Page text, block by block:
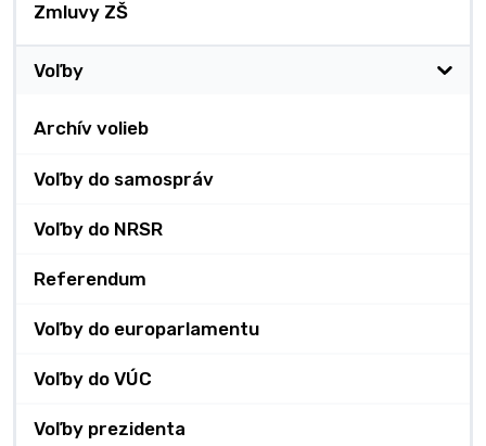
Zmluvy ZŠ
Voľby
Archív volieb
Voľby do samospráv
Voľby do NRSR
Referendum
Voľby do europarlamentu
Voľby do VÚC
Voľby prezidenta